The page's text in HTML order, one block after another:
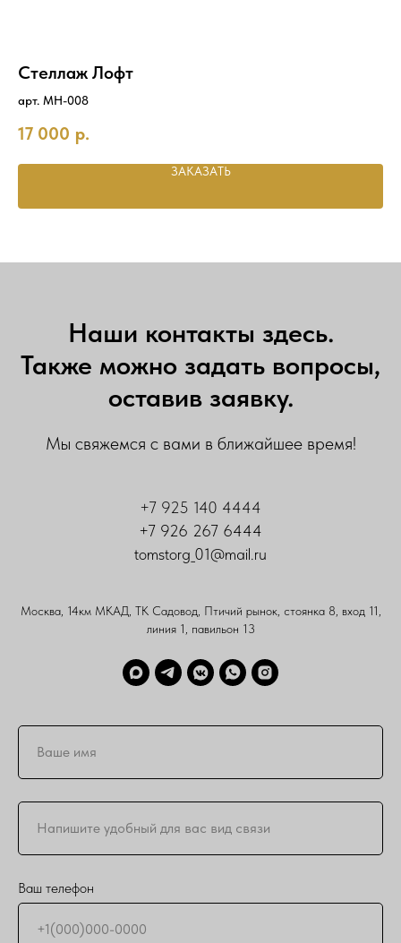
Стеллаж Лофт
арт. MH-008
17 000 р.
ЗАКАЗАТЬ
Наши контакты здесь.
Также можно задать вопросы,
оставив заявку.
Мы свяжемся с вами в ближайшее время!
+7 925 140 4444
+7 926 267 6444
tomstorg_01@mail.ru
Москва, 14км МКАД, ТК Садовод, Птичий рынок, стоянка 8, вход 11,
линия 1, павильон 13
Ваш телефон